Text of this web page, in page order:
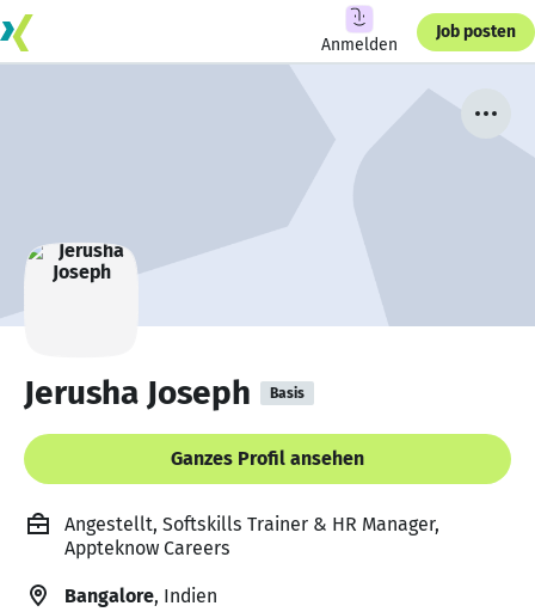
Anmelden
Job posten
Jerusha Joseph Basis
Ganzes Profil ansehen
Angestellt, Softskills Trainer & HR Manager,
Appteknow Careers
Bangalore, Indien